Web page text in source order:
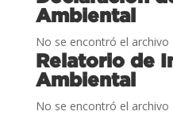
Ambiental
No se encontró el archivo
Relatorio de
Ambiental
No se encontró el archivo